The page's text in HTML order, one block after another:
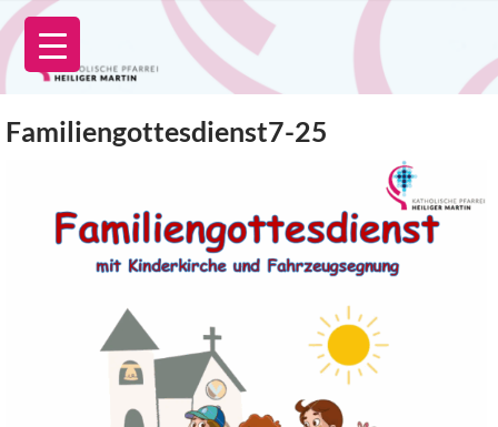
Zum
Inhalt
springen
Familiengottesdienst7-25